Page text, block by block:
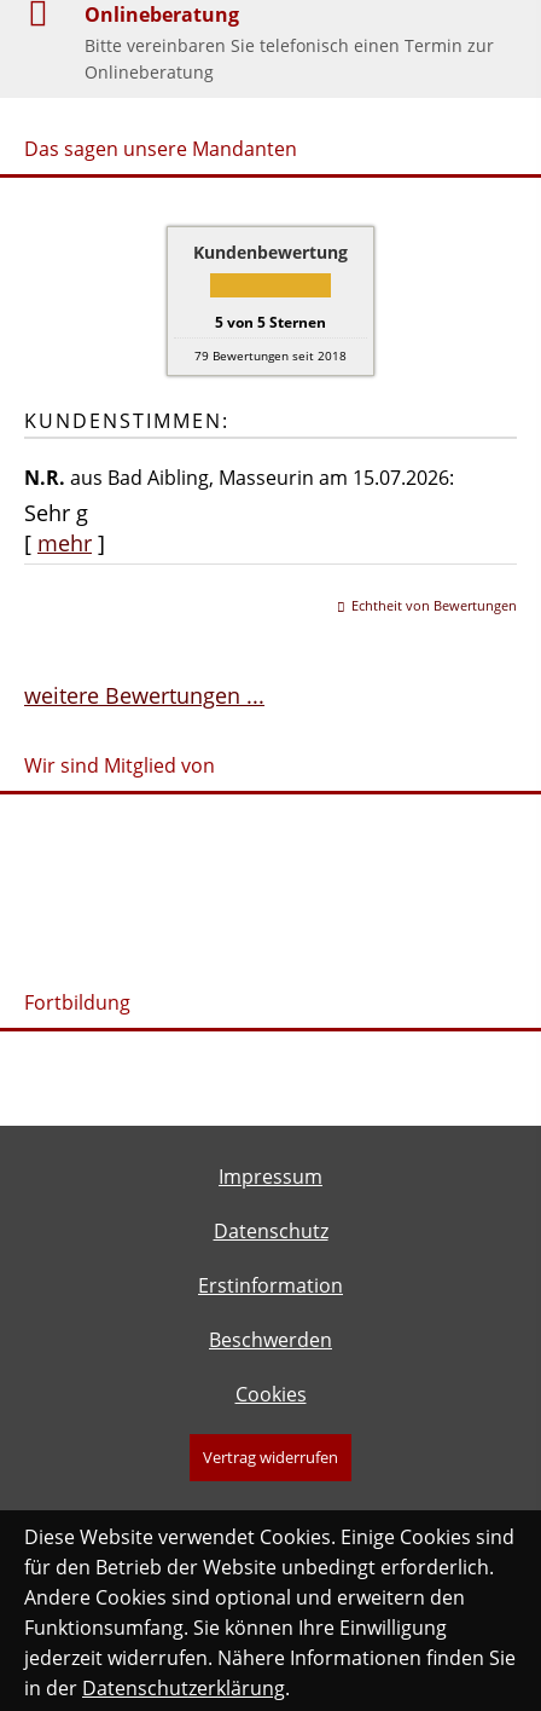
Onlineberatung
Bitte vereinbaren Sie telefonisch einen Termin zur
Onlineberatung
Das sagen unsere Mandanten
Kundenbewertung
5von 5Sternen
79 Bewertungen seit 2018
KUNDENSTIMMEN:
N.R. aus Bad Aibling, Masseurin am 15.07.2026:
Sehr g
[ mehr ]
Echtheit von Bewertungen
weitere Bewertungen ...
Wir sind Mitglied von
Fortbildung
Impressum
Datenschutz
Erstinformation
Beschwerden
Cookies
Vertrag widerrufen
Diese Website verwendet Cookies. Einige Cookies sind
für den Betrieb der Website unbedingt erforderlich.
Andere Cookies sind optional und erweitern den
Funktionsumfang. Sie können Ihre Einwilligung
jederzeit widerrufen. Nähere Informationen finden Sie
in der Datenschutzerklärung.